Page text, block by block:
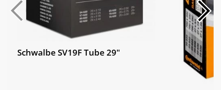
Schwalbe SV19F Tube 29"